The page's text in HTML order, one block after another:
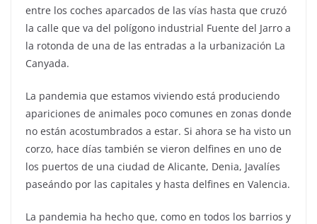
entre los coches aparcados de las vías hasta que cruzó
la calle que va del polígono industrial Fuente del Jarro a
la rotonda de una de las entradas a la urbanización La
Canyada.
La pandemia que estamos viviendo está produciendo
apariciones de animales poco comunes en zonas donde
no están acostumbrados a estar. Si ahora se ha visto un
corzo, hace días también se vieron delfines en uno de
los puertos de una ciudad de Alicante, Denia, Javalíes
paseándo por las capitales y hasta delfines en Valencia.
La pandemia ha hecho que, como en todos los barrios y